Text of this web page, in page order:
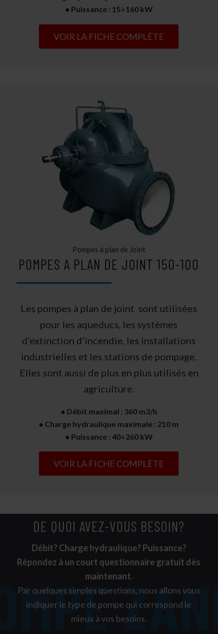
• Puissance : 15÷160 kW
VOIR LA FICHE COMPLÈTE
Pompes à plan de Joint
POMPES A PLAN DE JOINT 150-100
Les pompes à plan de joint sont utilisées
pour les aqueducs, les systèmes
d’extinction d’incendie, les installations
industrielles et les stations de pompage.
Elles sont aussi de plus en plus utilisés en
agriculture.
• Débit maximal : 360 m3/h
• Charge hydraulique maximale : 210 m
• Puissance : 40÷260 kW
VOIR LA FICHE COMPLÈTE
DE QUOI AVEZ-VOUS BESOIN?
Débit? Charge hydraulique? Puissance?
Répondez à un court questionnaire gratuit dès
maintenant.
Par quelques simples questions, nous allons vous
indiquer le type de pompe qui correspond le
mieux à vos besoins.